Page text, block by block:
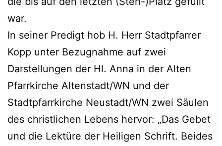
war.
In seiner Predigt hob H. Herr Stadtpfarrer
Kopp unter Bezugnahme auf zwei
Darstellungen der Hl. Anna in der Alten
Pfarrkirche Altenstadt/WN und der
Stadtpfarrkirche Neustadt/WN zwei Säulen
des christlichen Lebens hervor: „Das Gebet
und die Lektüre der Heiligen Schrift. Beides